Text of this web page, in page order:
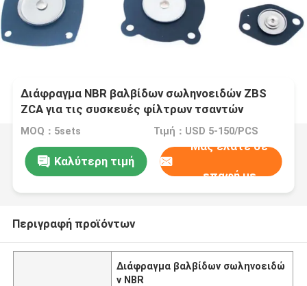
Διάφραγμα NBR βαλβίδων σωληνοειδών ZBS
ZCA για τις συσκευές φίλτρων τσαντών
MOQ：5sets Τιμή：USD 5-150/PCS
Καλύτερη τιμή
Μας ελάτε σε
επαφή με
Περιγραφή προϊόντων
Διάφραγμα βαλβίδων σωληνοειδώ
ν NBR